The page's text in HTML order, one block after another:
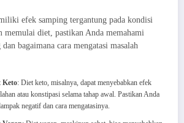
efek samping tergantung pada kondisi
memulai diet, pastikan Anda memahami
bagaimana cara mengatasi masalah
Keto: Diet keto, misalnya, dapat menyebabkan efek
atau konstipasi selama tahap awal. Pastikan Anda
negatif dan cara mengatasinya.